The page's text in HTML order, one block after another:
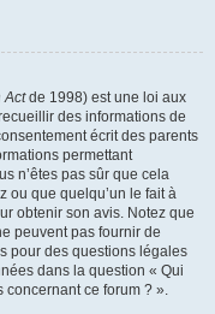
Actde 1998) est une loi aux
des informations de
écrit des parents
permettant
n’êtes pas sûr que cela
ou que quelqu’un le fait à
obtenir son avis. Notez que
peuvent pas fournir de
pour des questions légales
dans la question « Qui
ce forum ? ».